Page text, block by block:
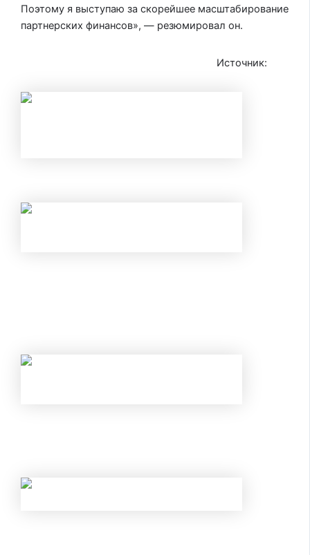
Поэтому я выступаю за скорейшее масштабирование
партнерских финансов», — резюмировал он.
Источник: